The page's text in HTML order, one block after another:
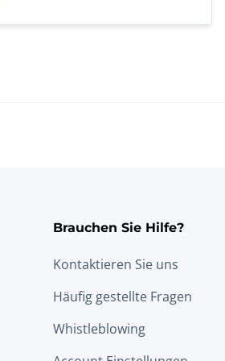
Brauchen Sie Hilfe?
Kontaktieren Sie uns
Häufig gestellte Fragen
Whistleblowing